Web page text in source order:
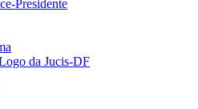
Presidente
da Jucis-DF